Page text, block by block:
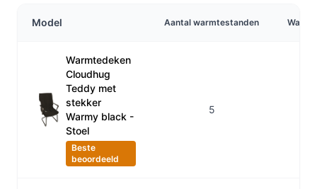
Model Aantal warmtestanden
Warmtedeken
Cloudhug
Teddy met
stekker
Warmy black -
Stoel
Beste
beoordeeld
5